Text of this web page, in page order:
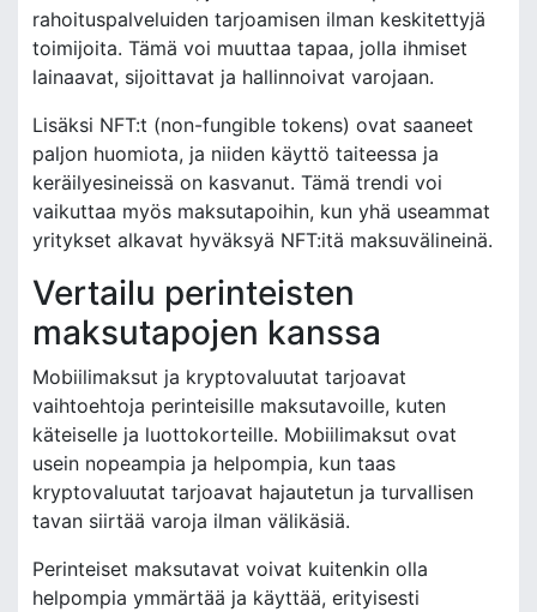
rahoituspalveluiden tarjoamisen ilman keskitettyjä
toimijoita. Tämä voi muuttaa tapaa, jolla ihmiset
lainaavat, sijoittavat ja hallinnoivat varojaan.
Lisäksi NFT:t (non-fungible tokens) ovat saaneet
paljon huomiota, ja niiden käyttö taiteessa ja
keräilyesineissä on kasvanut. Tämä trendi voi
vaikuttaa myös maksutapoihin, kun yhä useammat
yritykset alkavat hyväksyä NFT:itä maksuvälineinä.
Vertailu perinteisten
maksutapojen kanssa
Mobiilimaksut ja kryptovaluutat tarjoavat
vaihtoehtoja perinteisille maksutavoille, kuten
käteiselle ja luottokorteille. Mobiilimaksut ovat
usein nopeampia ja helpompia, kun taas
kryptovaluutat tarjoavat hajautetun ja turvallisen
tavan siirtää varoja ilman välikäsiä.
Perinteiset maksutavat voivat kuitenkin olla
helpompia ymmärtää ja käyttää, erityisesti